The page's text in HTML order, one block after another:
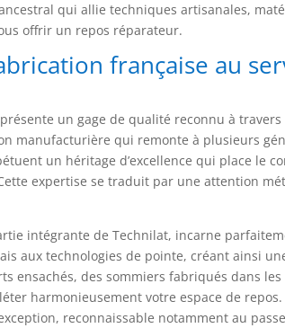
qui allie techniques artisanales,
offrir un repos réparateur.
française au
un gage de qualité reconnu à travers
manufacturière qui remonte à plusieurs
un héritage d’excellence qui place le
expertise se traduit par une attention
intégrante de Technilat, incarne
aux technologies de pointe, créant ainsi
ensachés, des sommiers fabriqués dans les
harmonieusement votre espace de
reconnaissable notamment au